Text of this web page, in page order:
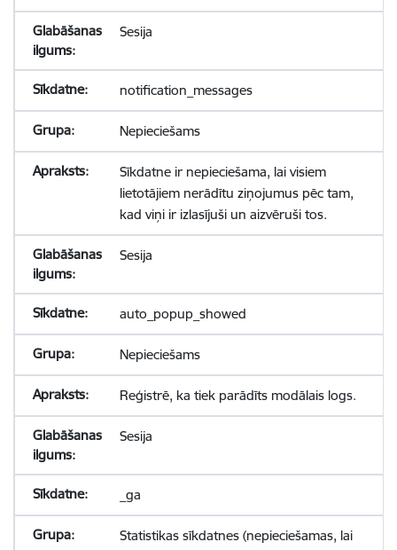
Sesija
notification_messages
Nepieciešams
Sīkdatne ir nepieciešama, lai visiem
lietotājiem nerādītu ziņojumus pēc tam,
kad viņi ir izlasījuši un aizvēruši tos.
Sesija
auto_popup_showed
Nepieciešams
Reģistrē, ka tiek parādīts modālais logs.
Sesija
_ga
Statistikas sīkdatnes (nepieciešamas, lai